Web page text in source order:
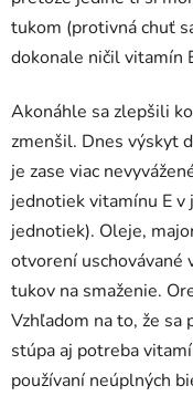
tukom (protivná chuť
dokonale ničil vitamín
Akonáhle sa zlepšili
zmenšil. Dnes výskyt
je zase viac
jednotiek vitamínu E
jednotiek). Oleje,
otvorení uschovávané
tukov na smaženie.
Vzhľadom na to, že sa
stúpa aj potreba
používaní neúplných